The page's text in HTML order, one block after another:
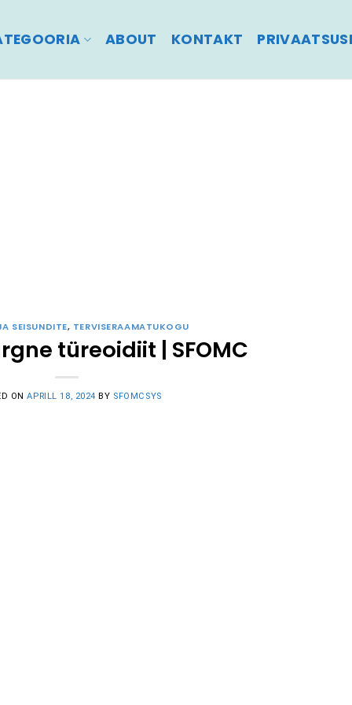
ABOUT KONTAKT
SEISUNDITE, TERVISERAAMATUKOGU
türeoidiit | SFOMC
ONAPRILL 18, 2024 BY SFOMCSYS